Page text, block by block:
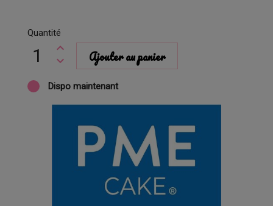
Quantité
Ajouter au panier
Dispo maintenant